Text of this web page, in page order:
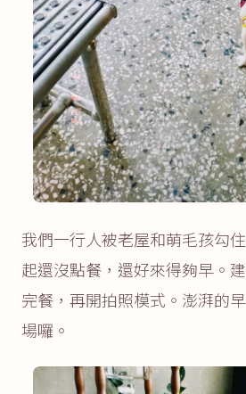
我們一行人被老屋和萌毛孩勾
起還沒點餐，還好來得夠早。
完餐，再開拍照模式。澎湃的
場囉。